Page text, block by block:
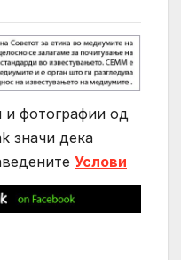
фотографии од
значи дека
Услови